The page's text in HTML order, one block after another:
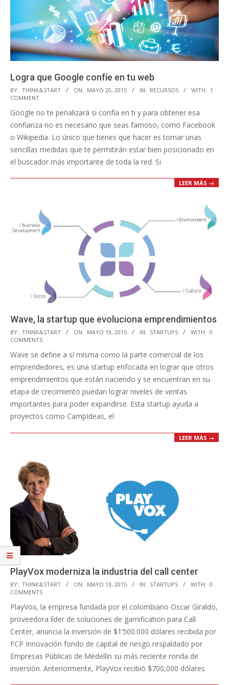
Logra que Google confíe en tu web
2015-
05-
20
BY: THINK&START ON: MAYO 20, 2015 IN: RECURSOS WITH: 1
COMMENT
Google no te penalizará si confía en ti y para obtener esa
confianza no es necesario que seas famoso, como Facebook
o Wikipedia. Lo único que tienes que hacer es tomar unas
sencillas medidas que te permitirán estar bien posicionado en
el buscador más importante de toda la red. Si
LEER MÁS →
Wave, la startup que evoluciona emprendimientos
2015-
05-
19
BY: THINK&START ON: MAYO 19, 2015 IN: STARTUPS WITH: 0
COMMENTS
Wave se define a sí misma como la parte comercial de los
emprendedores, es una startup enfocada en lograr que otros
emprendimientos que están naciendo y se encuentran en su
etapa de crecimiento puedan lograr niveles de ventas
importantes para poder expandirse. Esta startup ayuda a
proyectos como CampIdeas, el
LEER MÁS →
PlayVox moderniza la industria del call center
2015-
05-
13
BY: THINK&START ON: MAYO 13, 2015 IN: STARTUPS WITH: 0
COMMENTS
PlayVox, la empresa fundada por el colombiano Oscar Giraldo,
proveedora líder de soluciones de gamification para Call
Center, anuncia la inversión de $1’500.000 dólares recibida por
FCP Innovación fondo de capital de riesgo respaldado por
Empresas Públicas de Medellín su más reciente ronda de
inversión. Anteriormente, PlayVox recibió $700,000 dólares